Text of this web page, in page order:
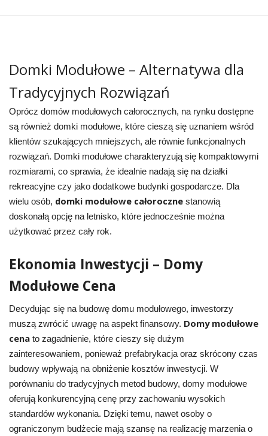
Domki Modułowe – Alternatywa dla
Tradycyjnych Rozwiązań
Oprócz domów modułowych całorocznych, na rynku dostępne
są również domki modułowe, które cieszą się uznaniem wśród
klientów szukających mniejszych, ale równie funkcjonalnych
rozwiązań. Domki modułowe charakteryzują się kompaktowymi
rozmiarami, co sprawia, że idealnie nadają się na działki
rekreacyjne czy jako dodatkowe budynki gospodarcze. Dla
wielu osób, domki modułowe całorocznestanowią
doskonałą opcję na letnisko, które jednocześnie można
użytkować przez cały rok.
Ekonomia Inwestycji – Domy
Modułowe Cena
Decydując się na budowę domu modułowego, inwestorzy
muszą zwrócić uwagę na aspekt finansowy. Domy modułowe
cenato zagadnienie, które cieszy się dużym
zainteresowaniem, ponieważ prefabrykacja oraz skrócony czas
budowy wpływają na obniżenie kosztów inwestycji. W
porównaniu do tradycyjnych metod budowy, domy modułowe
oferują konkurencyjną cenę przy zachowaniu wysokich
standardów wykonania. Dzięki temu, nawet osoby o
ograniczonym budżecie mają szansę na realizację marzenia o